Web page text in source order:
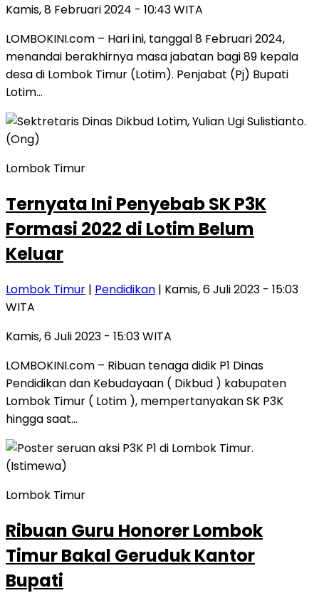
Kamis, 8 Februari 2024 - 10:43 WITA
LOMBOKINI.com – Hari ini, tanggal 8 Februari 2024,
menandai berakhirnya masa jabatan bagi 89 kepala
desa di Lombok Timur (Lotim). Penjabat (Pj) Bupati
Lotim…
Lombok Timur
Ternyata Ini Penyebab SK P3K
Formasi 2022 di Lotim Belum
Keluar
Lombok Timur | Pendidikan | Kamis, 6 Juli 2023 - 15:03
WITA
Kamis, 6 Juli 2023 - 15:03 WITA
LOMBOKINI.com – Ribuan tenaga didik P1 Dinas
Pendidikan dan Kebudayaan ( Dikbud ) kabupaten
Lombok Timur ( Lotim ), mempertanyakan SK P3K
hingga saat…
Lombok Timur
Ribuan Guru Honorer Lombok
Timur Bakal Geruduk Kantor
Bupati